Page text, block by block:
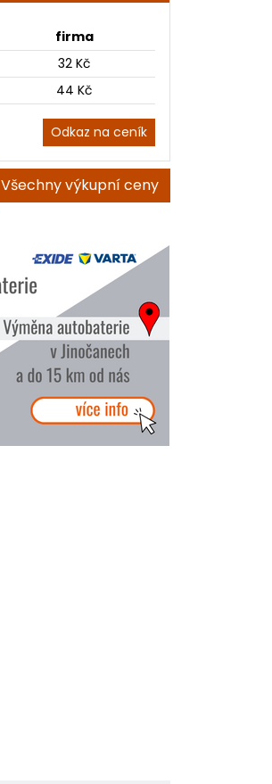
firma
32 Kč
44 Kč
Odkaz na ceník
Všechny výkupní ceny